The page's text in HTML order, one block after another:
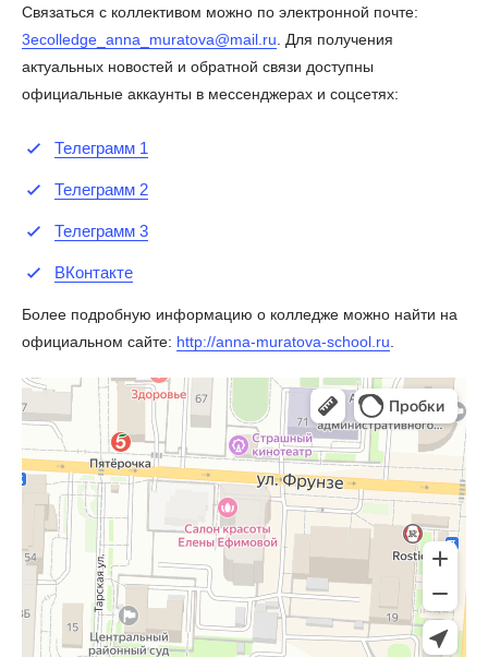
Связаться с коллективом можно по электронной почте:
3ecolledge_anna_muratova@mail.ru . Для получения
актуальных новостей и обратной связи доступны
официальные аккаунты в мессенджерах и соцсетях:
Телеграмм 1
Телеграмм 2
Телеграмм 3
ВКонтакте
Более подробную информацию о колледже можно найти на
официальном сайте: http://anna-muratova-school.ru